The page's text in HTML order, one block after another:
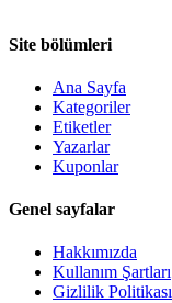
Site bölümleri
Ana Sayfa
Kategoriler
Etiketler
Yazarlar
Kuponlar
Genel sayfalar
Hakkımızda
Kullanım Şartları
Gizlilik Politikası